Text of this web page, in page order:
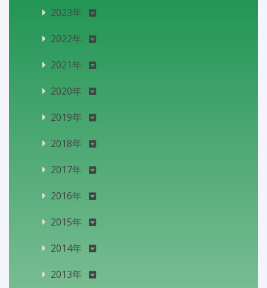
2023年
2022年
2021年
2020年
2019年
2018年
2017年
2016年
2015年
2014年
2013年